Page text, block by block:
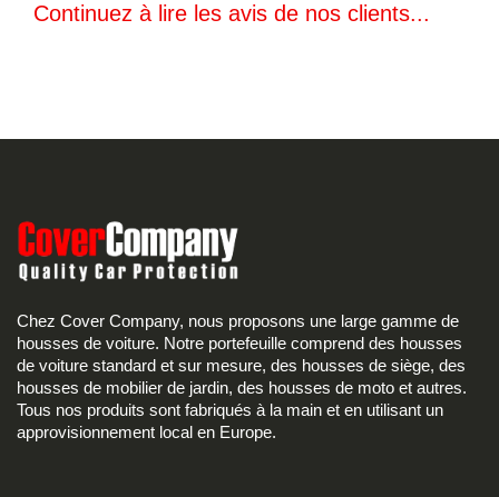
Continuez à lire les avis de nos clients...
Chez Cover Company, nous proposons une large gamme de
housses de voiture. Notre portefeuille comprend des housses
de voiture standard et sur mesure, des housses de siège, des
housses de mobilier de jardin, des housses de moto et autres.
Tous nos produits sont fabriqués à la main et en utilisant un
approvisionnement local en Europe.